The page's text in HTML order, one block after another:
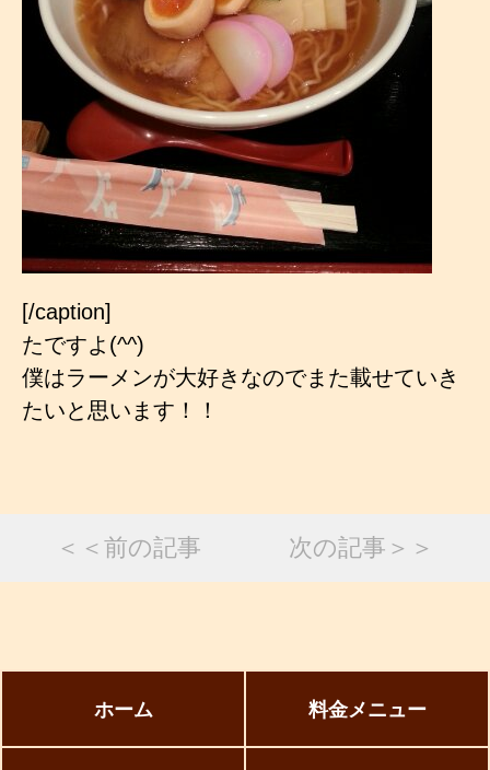
[/caption]
たですよ(^^)
僕はラーメンが大好きなのでまた載せていき
たいと思います！！
＜＜前の記事 次の記事＞＞
ホーム 料金メニュー